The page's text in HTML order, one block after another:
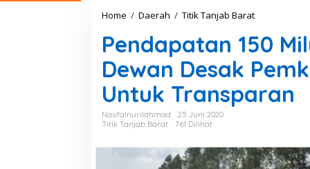
Home / Daerah / Titik Tanjab Barat
n
d
a
a
t
5
0
Pendapatan 150
Dewan Desak
Untuk Transparan
Naufalnurilahmad
25 Juni 2020
Titik Tanjab Barat
761 Dilihat